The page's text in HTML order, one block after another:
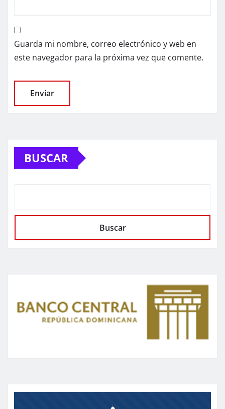
Guarda mi nombre, correo electrónico y web en
este navegador para la próxima vez que comente.
BUSCAR
Buscar